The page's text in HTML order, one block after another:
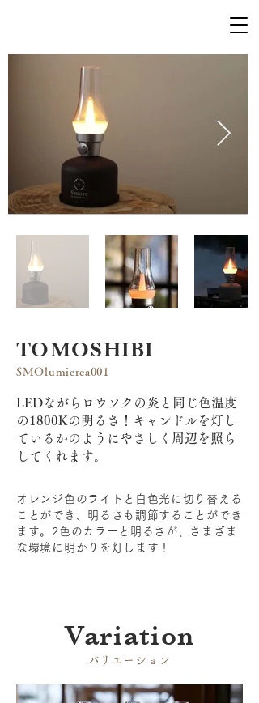
TOMOSHIBI
SMOlumierea001
LEDながらロウソクの炎と同じ色温度
の1800Kの明るさ！キャンドルを灯し
ているかのようにやさしく周辺を照ら
してくれます。
オレンジ色のライトと白色光に切り替える
ことができ、明るさも調節することができ
ます。2色のカラーと明るさが、さまざま
な環境に明かりを灯します！
​Variation
​バリエーション